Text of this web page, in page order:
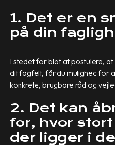
1. Det er en
på din
I stedet for blot at postulere,
dit fagfelt, får du mulighed for
konkrete, brugbare råd og
2. Det kan
for, hvor
der ligger i